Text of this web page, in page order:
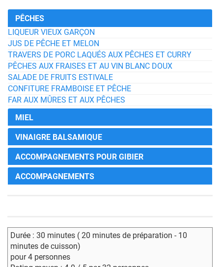
PÊCHES
LIQUEUR VIEUX GARÇON
JUS DE PÊCHE ET MELON
TRAVERS DE PORC LAQUÉS AUX PÊCHES ET CURRY
PÊCHES AUX FRAISES ET AU VIN BLANC DOUX
SALADE DE FRUITS ESTIVALE
CONFITURE FRAMBOISE ET PÊCHE
FAR AUX MÛRES ET AUX PÊCHES
MIEL
VINAIGRE BALSAMIQUE
ACCOMPAGNEMENTS POUR GIBIER
ACCOMPAGNEMENTS
Durée : 30 minutes ( 20 minutes de préparation - 10
minutes de cuisson)
pour 4 personnes